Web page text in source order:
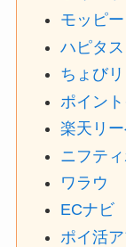
モッピー
ハピタス
ちょび
ポイン
楽天リ
ニフテ
ワラウ
ECナビ
ポイ活ア